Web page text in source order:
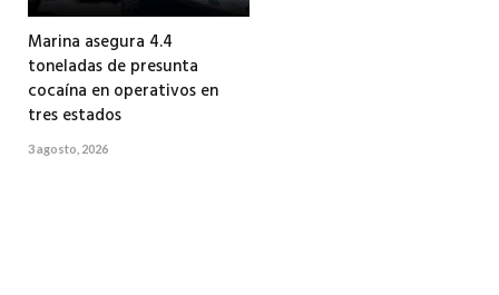
Marina asegura 4.4
toneladas de presunta
cocaína en operativos en
tres estados
3 agosto, 2026